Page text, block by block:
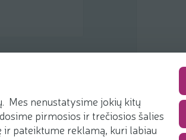
Mes nenustatysime jokių kitų
pirmosios ir trečiosios šalies
pateiktume reklamą, kuri labiau